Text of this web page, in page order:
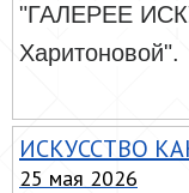
"ГАЛЕРЕЕ
Харитоновой".
ИСКУССТВО
25 мая 2026